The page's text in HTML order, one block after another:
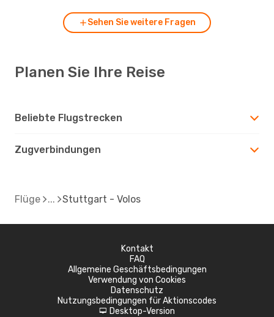
Sehen Sie weitere Fragen
Planen Sie Ihre Reise
Beliebte Flugstrecken
Zugverbindungen
Flüge Stuttgart - Volos
Kontakt
FAQ
Allgemeine Geschäftsbedingungen
Verwendung von Cookies
Datenschutz
Nutzungsbedingungen für Aktionscodes
d Desktop-Version